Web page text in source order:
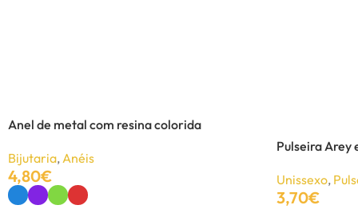
Ver Opções
Anel de metal com resina colorida
Bijutaria,Anéis
4,80€
Pulseira Arey
Unissexo,
3,70€